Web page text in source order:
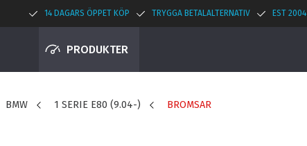
14 DAGARS ÖPPET KÖP TRYGGA BETALALTERNATIV EST 2004
PRODUKTER
BMW 1 SERIE E80 (9.04-) BROMSAR